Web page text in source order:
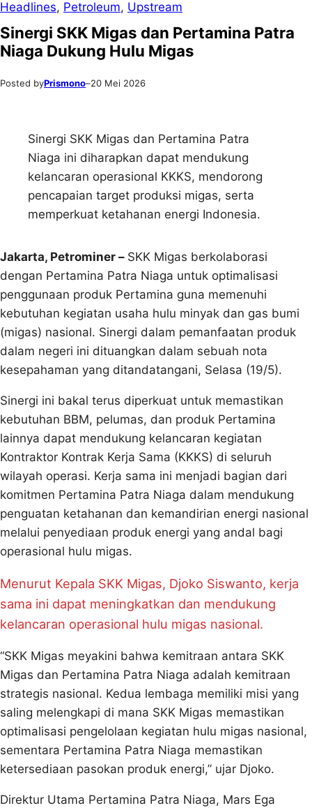
Headlines, Petroleum, Upstream
Sinergi SKK Migas dan Pertamina Patra
Niaga Dukung Hulu Migas
Posted byPrismono–20 Mei 2026
Sinergi SKK Migas dan Pertamina Patra
Niaga ini diharapkan dapat mendukung
kelancaran operasional KKKS, mendorong
pencapaian target produksi migas, serta
memperkuat ketahanan energi Indonesia.
Jakarta, Petrominer – SKK Migas berkolaborasi
dengan Pertamina Patra Niaga untuk optimalisasi
penggunaan produk Pertamina guna memenuhi
kebutuhan kegiatan usaha hulu minyak dan gas bumi
(migas) nasional. Sinergi dalam pemanfaatan produk
dalam negeri ini dituangkan dalam sebuah nota
kesepahaman yang ditandatangani, Selasa (19/5).
Sinergi ini bakal terus diperkuat untuk memastikan
kebutuhan BBM, pelumas, dan produk Pertamina
lainnya dapat mendukung kelancaran kegiatan
Kontraktor Kontrak Kerja Sama (KKKS) di seluruh
wilayah operasi. Kerja sama ini menjadi bagian dari
komitmen Pertamina Patra Niaga dalam mendukung
penguatan ketahanan dan kemandirian energi nasional
melalui penyediaan produk energi yang andal bagi
operasional hulu migas.
Menurut Kepala SKK Migas, Djoko Siswanto, kerja
sama ini dapat meningkatkan dan mendukung
kelancaran operasional hulu migas nasional.
“SKK Migas meyakini bahwa kemitraan antara SKK
Migas dan Pertamina Patra Niaga adalah kemitraan
strategis nasional. Kedua lembaga memiliki misi yang
saling melengkapi di mana SKK Migas memastikan
optimalisasi pengelolaan kegiatan hulu migas nasional,
sementara Pertamina Patra Niaga memastikan
ketersediaan pasokan produk energi,” ujar Djoko.
Direktur Utama Pertamina Patra Niaga, Mars Ega